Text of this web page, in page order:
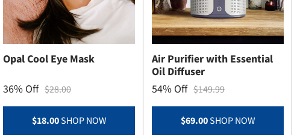
Opal Cool Eye Mask
36% Off $28.00
$18.00SHOP NOW
Air Purifier with Essential
Oil Diffuser
54% Off $149.99
$69.00SHOP NOW